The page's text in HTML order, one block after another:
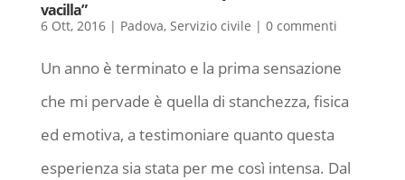
vacilla”
6 Ott, 2016| Padova, Servizio civile | 0 commenti
Un anno è terminato e la prima sensazione
che mi pervade è quella di stanchezza, fisica
ed emotiva, a testimoniare quanto questa
esperienza sia stata per me così intensa. Dal